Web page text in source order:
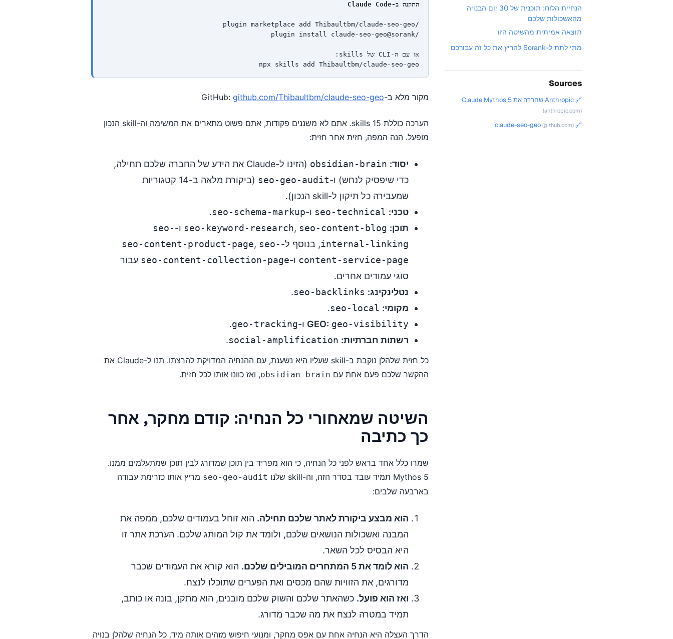
הנחיית הלוח: תוכנית של 30 יום הבנויה
מהאשכולות שלכם
תוצאה אמיתית מהשיטה הזו
מתי לתת ל-Sorank להריץ את כל זה עבורכם
Sources
🔗 Anthropic שחררה את Claude Mythos 5
(anthropic.com)
🔗 claude-seo-geo
(github.com)
התקנה ב-Claude Code
/plugin marketplace add Thibaultbm/claude-seo-geo
/plugin install claude-seo-geo@sorank
או עם ה-CLI של skills:
npx skills add Thibaultbm/claude-seo-geo
מקור מלא ב-GitHub:github.com/Thibaultbm/claude-seo-geo
הערכה כוללת 15 skills. אתם לא משננים פקודות, אתם פשוט מתארים את המשימה וה-skill הנכון
מופעל. הנה המפה, חזית אחר חזית:
יסוד: obsidian-brain
(הזינו ל-Claude את הידע של החברה שלכם תחילה,
כדי שיפסיק לנחש) ו-seo-geo-audit
(ביקורת מלאה ב-14 קטגוריות
שמעבירה כל תיקון ל-skill הנכון).
טכני: seo-technical ו-seo-schema-markup
.
תוכן:
seo-keyword-research, seo-content-blog ו-seo-
internal-linking, בנוסף ל- seo-content-product-page, seo-
content-service-page ו-seo-content-collection-page עבור
סוגי עמודים אחרים.
נטלינקינג: seo-backlinks
.
מקומי: seo-local
.
GEO: geo-visibility ו-geo-tracking
.
רשתות חברתיות: social-amplification
.
כל חזית שלהלן נוקבת ב-skill שעליו היא נשענת, עם ההנחיה המדויקת להרצתו. תנו ל-Claude את
ההקשר שלכם פעם אחת עם obsidian-brain, ואז כוונו אותו לכל חזית.
השיטה שמאחורי כל הנחיה: קודם מחקר, אחר
כך כתיבה
שמרו כלל אחד בראש לפני כל הנחיה, כי הוא מפריד בין תוכן שמדורג לבין תוכן שמתעלמים ממנו.
Mythos 5 תמיד עובד בסדר הזה, וה-skill שלנו
seo-geo-audit מריץ אותו כזרימת עבודה
בארבעה שלבים:
הוא מבצע ביקורת לאתר שלכם תחילה. הוא זוחל בעמודים שלכם, ממפה את
המבנה ואשכולות הנושאים שלכם, ולומד את קול המותג שלכם. הערכת אתר זו
היא הבסיס לכל השאר.
הוא לומד את 5 המתחרים המובילים שלכם.
הוא קורא את העמודים שכבר
מדורגים, את הזוויות שהם מכסים ואת הפערים שתוכלו לנצח.
ואז הוא פועל. כשהאתר שלכם והשוק שלכם מובנים, הוא מתקן, בונה או כותב,
תמיד במטרה לנצח את מה שכבר מדורג.
הדרך העצלה היא הנחיה אחת עם אפס מחקר, ומנועי חיפוש מזהים אותה מיד. כל הנחיה שלהלן בנויה